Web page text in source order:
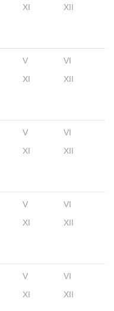
XI XII
V
VI
XI XII
V
VI
XI XII
V
VI
XI XII
V
VI
XI XII